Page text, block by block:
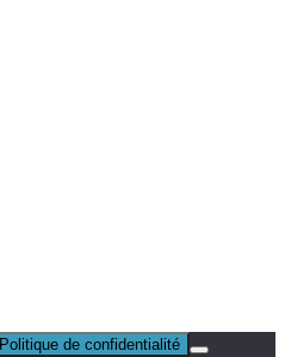
Politique de confidentialité